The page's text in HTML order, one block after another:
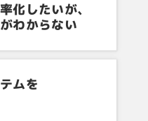
化したいが、
わからない
ムを